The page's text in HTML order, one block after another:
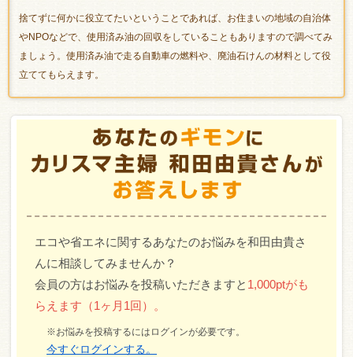
捨てずに何かに役立てたいということであれば、お住まいの地域の自治体
やNPOなどで、使用済み油の回収をしていることもありますので調べてみ
ましょう。使用済み油で走る自動車の燃料や、廃油石けんの材料として役
立ててもらえます。
エコや省エネに関するあなたのお悩みを和田由貴さ
んに相談してみませんか？
会員の方はお悩みを投稿いただきますと 1,000ptがも
らえます（1ヶ月1回）。
※お悩みを投稿するにはログインが必要です。
今すぐログインする。